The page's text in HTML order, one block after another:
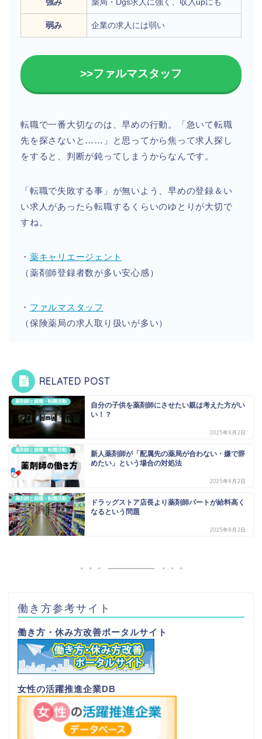
弱み 企業の求人には弱い
>>ファルマスタッフ
転職で一番大切なのは、早めの行動。「急いて転職
先を探さないと……」と思ってから焦って求人探し
をすると、判断が鈍ってしまうからなんです。
「転職で失敗する事」が無いよう、早めの登録＆い
い求人があったら転職するくらいのゆとりが大切で
すね。
・ 薬キャリエージェント
（薬剤師登録者数が多い安心感）
・ ファルマスタッフ
（保険薬局の求人取り扱いが多い）
RELATED POST
薬剤師と就職・転職活動
自分の子供を薬剤師にさせたい親は考えた方がい
い！？
2025年8月2日
薬剤師と就職・転職活動
新人薬剤師が「配属先の薬局が合わない・嫌で辞
めたい」という場合の対処法
2025年8月2日
薬剤師と就職・転職活動
ドラッグストア店長より薬剤師パートが給料高く
なるという問題
2025年8月2日
働き方参考サイト
働き方・休み方改善ポータルサイト
女性の活躍推進企業DB